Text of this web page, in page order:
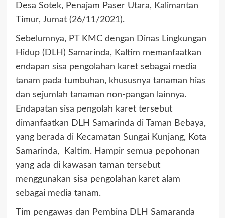
Desa Sotek, Penajam Paser Utara, Kalimantan
Timur, Jumat (26/11/2021).
Sebelumnya, PT KMC dengan Dinas Lingkungan
Hidup (DLH) Samarinda, Kaltim memanfaatkan
endapan sisa pengolahan karet sebagai media
tanam pada tumbuhan, khususnya tanaman hias
dan sejumlah tanaman non-pangan lainnya.
Endapatan sisa pengolah karet tersebut
dimanfaatkan DLH Samarinda di Taman Bebaya,
yang berada di Kecamatan Sungai Kunjang, Kota
Samarinda, Kaltim. Hampir semua pepohonan
yang ada di kawasan taman tersebut
menggunakan sisa pengolahan karet alam
sebagai media tanam.
Tim pengawas dan Pembina DLH Samaranda